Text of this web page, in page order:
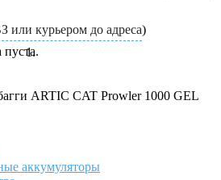
или курьером до адреса)
ARTIC CAT Prowler 1000 GEL
аккумуляторы